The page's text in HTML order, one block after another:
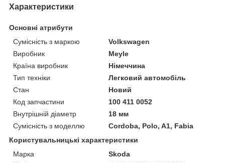
Характеристики
Основні атрибути
Сумісність з маркою
Volkswagen
Виробник
Meyle
Країна виробник
Німеччина
Тип техніки
Легковий автомобіль
Стан
Новий
Код запчастини
100 411 0052
Внутрішній діаметр
18 мм
Сумісність з моделлю
Cordoba, Polo, A1, Fabia
Користувальницькі характеристики
Марка
Skoda